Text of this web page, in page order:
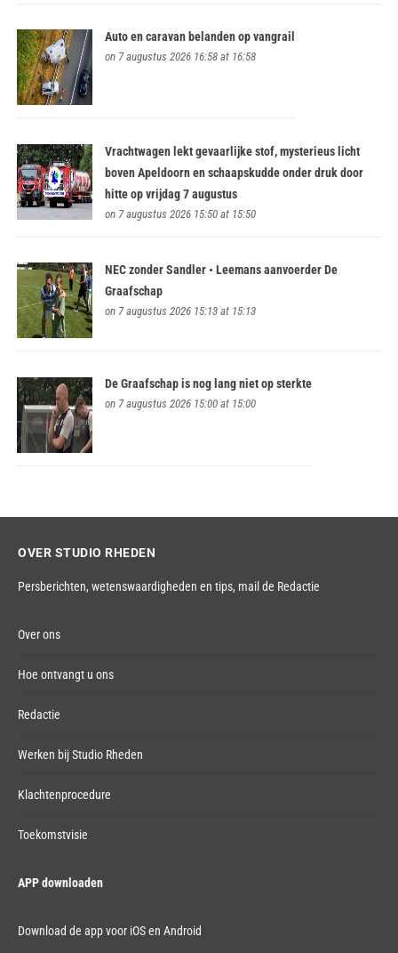
Auto en caravan belanden op vangrail
on 7 augustus 2026 16:58 at 16:58
Vrachtwagen lekt gevaarlijke stof, mysterieus licht
boven Apeldoorn en schaapskudde onder druk door
hitte op vrijdag 7 augustus
on 7 augustus 2026 15:50 at 15:50
NEC zonder Sandler • Leemans aanvoerder De
Graafschap
on 7 augustus 2026 15:13 at 15:13
De Graafschap is nog lang niet op sterkte
on 7 augustus 2026 15:00 at 15:00
OVER STUDIO RHEDEN
Persberichten, wetenswaardigheden en tips, mail de Redactie
Over ons
Hoe ontvangt u ons
Redactie
Werken bij Studio Rheden
Klachtenprocedure
Toekomstvisie
APP downloaden
Download de app voor iOS en Android